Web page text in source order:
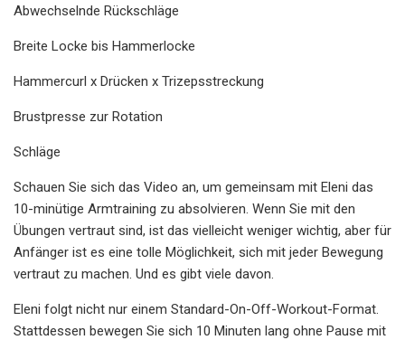
Abwechselnde Rückschläge
Breite Locke bis Hammerlocke
Hammercurl x Drücken x Trizepsstreckung
Brustpresse zur Rotation
Schläge
Schauen Sie sich das Video an, um gemeinsam mit Eleni das
10-minütige Armtraining zu absolvieren. Wenn Sie mit den
Übungen vertraut sind, ist das vielleicht weniger wichtig, aber für
Anfänger ist es eine tolle Möglichkeit, sich mit jeder Bewegung
vertraut zu machen. Und es gibt viele davon.
Eleni folgt nicht nur einem Standard-On-Off-Workout-Format.
Stattdessen bewegen Sie sich 10 Minuten lang ohne Pause mit